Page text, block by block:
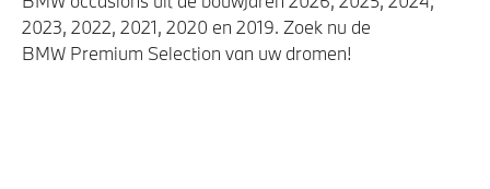
Veiligheid
2023, 2022, 2021, 2020 en 2019. Zoek nu de
BMW Premium Selection van uw dromen!